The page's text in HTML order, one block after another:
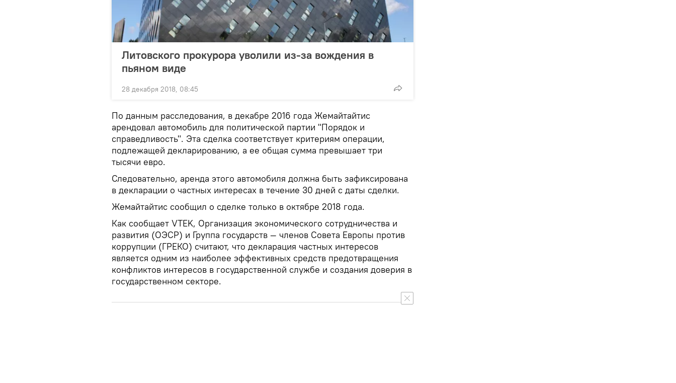
Литовского прокурора уволили из-за вождения в
пьяном виде
28 декабря 2018, 08:45
По данным расследования, в декабре 2016 года Жемайтайтис
арендовал автомобиль для политической партии "Порядок и
справедливость". Эта сделка соответствует критериям операции,
подлежащей декларированию, а ее общая сумма превышает три
тысячи евро.
Следовательно, аренда этого автомобиля должна быть зафиксирована
в декларации о частных интересах в течение 30 дней с даты сделки.
Жемайтайтис сообщил о сделке только в октябре 2018 года.
Как сообщает VTEK, Организация экономического сотрудничества и
развития (ОЭСР) и Группа государств — членов Совета Европы против
коррупции (ГРЕКО) считают, что декларация частных интересов
является одним из наиболее эффективных средств предотвращения
конфликтов интересов в государственной службе и создания доверия в
государственном секторе.